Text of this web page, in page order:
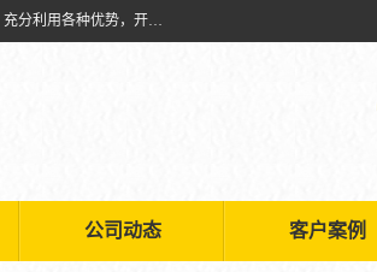
兴安南国金磊粉体厂是从事生产：复合碱批发、氧化钙批发、超细氧化钙、*复合碱、高活性氧化钙等产品的广西碳酸钙厂家，充分利用各种优势，开拓创新，逐步建立了现代企业管理体系，科学.规范的生产体系，严谨的产品质量控制体系，完备的产品质量检验体系。
公司动态 客户案例